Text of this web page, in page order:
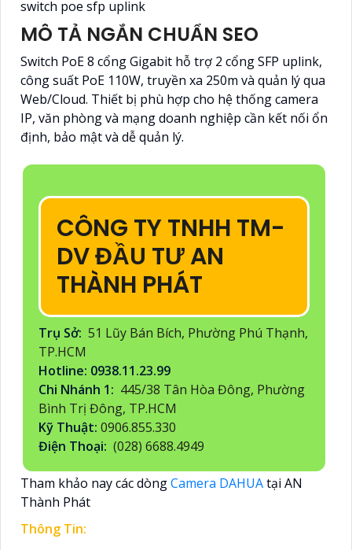
switch poe sfp uplink
MÔ TẢ NGẮN CHUẨN SEO
Switch PoE 8 cổng Gigabit hỗ trợ 2 cổng SFP uplink,
công suất PoE 110W, truyền xa 250m và quản lý qua
Web/Cloud. Thiết bị phù hợp cho hệ thống camera
IP, văn phòng và mạng doanh nghiệp cần kết nối ổn
định, bảo mật và dễ quản lý.
CÔNG TY TNHH TM-
DV ĐẦU TƯ AN
THÀNH PHÁT
Trụ Sở: 51 Lũy Bán Bích, Phường Phú Thạnh,
TP.HCM
Hotline: 0938.11.23.99
Chi Nhánh 1: 445/38 Tân Hòa Đông, Phường
Bình Trị Đông, TP.HCM
Kỹ Thuật: 0906.855.330
Điện Thoại: (028) 6688.4949
Tham khảo nay các dòngCamera DAHUAtại AN
Thành Phát
Thông Tin: